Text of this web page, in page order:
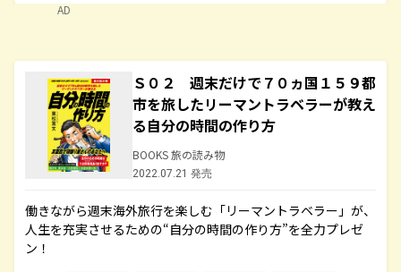
AD
Ｓ０２ 週末だけで７０ヵ国１５９都
市を旅したリーマントラベラーが教え
る自分の時間の作り方
BOOKS 旅の読み物
2022.07.21 発売
働きながら週末海外旅行を楽しむ「リーマントラベラー」が、
人生を充実させるための“自分の時間の作り方”を全力プレゼ
ン！